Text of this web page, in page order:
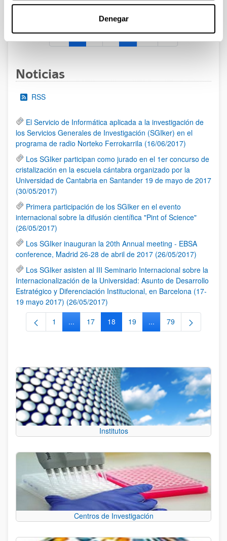
Denegar
al 30/07/2026 (ambos incluídos)
Página
1 Página
2 Página
3 ...Páginas intermedias Use TAB
Página
95
Noticias
RSS
El Servicio de Informática aplicada a la investigación de
los Servicios Generales de Investigación (SGIker) en el
programa de radio Norteko Ferrokarrila (16/06/2017)
Los SGIker participan como jurado en el 1er concurso de
cristalización en la escuela cántabra organizado por la
Universidad de Cantabria en Santander 19 de mayo de 2017
(30/05/2017)
Primera participación de los SGIker en el evento
internacional sobre la difusión científica "Pint of Science"
(26/05/2017)
Los SGIker inauguran la 20th Annual meeting - EBSA
conference, Madrid 26-28 de abril de 2017 (26/05/2017)
Los SGIker asisten al III Seminario Internacional sobre la
Internacionalización de la Universidad: Asunto de Desarrollo
Estratégico y Diferenciación Institucional, en Barcelona (17-
19 mayo 2017) (26/05/2017)
Página
1 ...Páginas intermedias Use TAB para desplazarse.
Página
17 Página
18 Página
19 ...Páginas intermedias
Página
79
Institutos
Centros de Investigación